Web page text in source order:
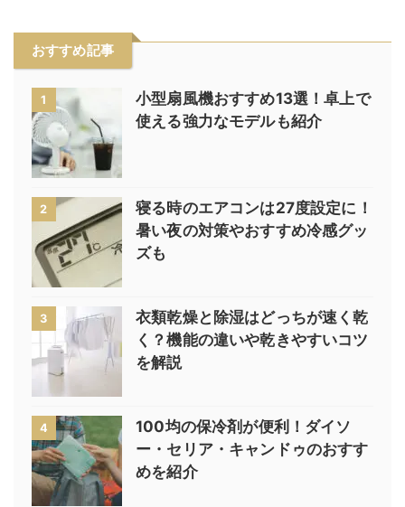
おすすめ記事
1
小型扇風機おすすめ13選！卓上で
使える強力なモデルも紹介
2
寝る時のエアコンは27度設定に！
暑い夜の対策やおすすめ冷感グッ
ズも
3
衣類乾燥と除湿はどっちが速く乾
く？機能の違いや乾きやすいコツ
を解説
4
100均の保冷剤が便利！ダイソ
ー・セリア・キャンドゥのおすす
めを紹介